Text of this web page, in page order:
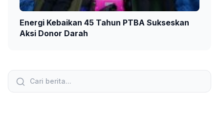
Energi Kebaikan 45 Tahun PTBA Sukseskan
Aksi Donor Darah